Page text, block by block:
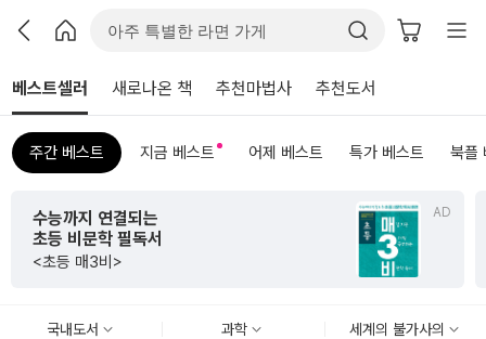
베스트셀러 새로나온 책 추천마법사 추천도서
주간 베스트 지금 베스트 어제 베스트 특가 베스트 북플
AD
수능까지 연결되는
초등 비문학 필독서
<초등 매3비>
국내도서 과학 세계의 불가사의